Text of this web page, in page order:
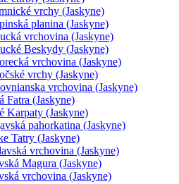
vrchy (Jaskyne)
planina (Jaskyne)
vrchovina (Jaskyne)
Beskydy (Jaskyne)
vrchovina (Jaskyne)
vrchy (Jaskyne)
vrchovina (Jaskyne)
Fatra (Jaskyne)
Karpaty (Jaskyne)
pahorkatina (Jaskyne)
Tatry (Jaskyne)
vrchovina (Jaskyne)
Magura (Jaskyne)
vrchovina (Jaskyne)